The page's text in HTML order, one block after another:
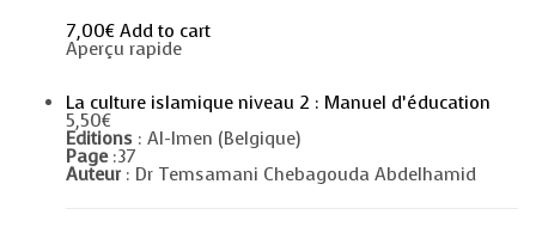
7,00€ Add to cart
Aperçu rapide
La culture islamique niveau 2 : Manuel d’éducation
5,50€
Editions : Al-Imen (Belgique)
Page:37
Auteur : Dr Temsamani Chebagouda Abdelhamid